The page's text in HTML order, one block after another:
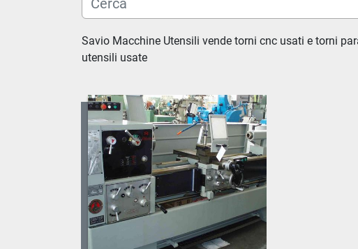
Savio Macchine Utensili vende torni cnc usati e torni
utensili usate